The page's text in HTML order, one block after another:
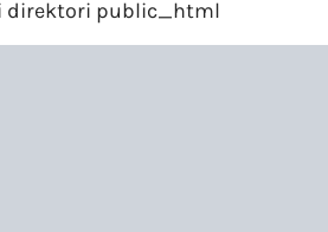
direktori public_html